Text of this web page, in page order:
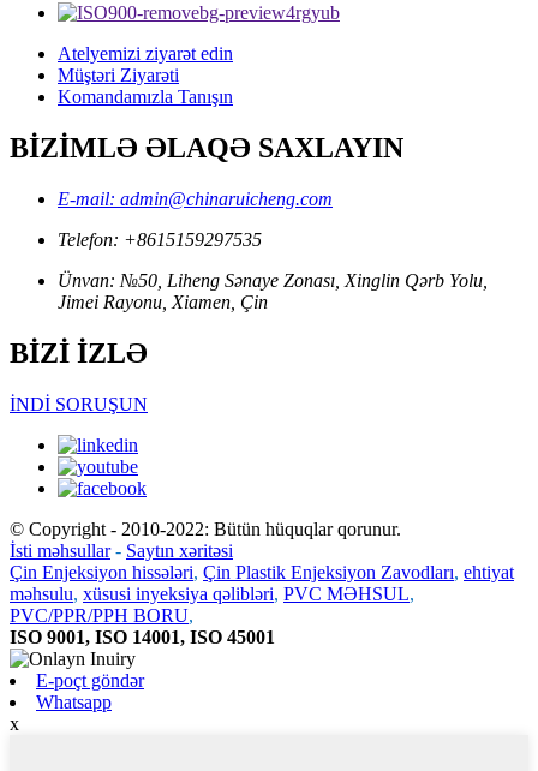
Atelyemizi ziyarət edin
Müştəri Ziyarəti
Komandamızla Tanışın
BİZİMLƏ ƏLAQƏ SAXLAYIN
E-mail: admin@chinaruicheng.com
Telefon: +8615159297535
Ünvan: №50, Liheng Sənaye Zonası, Xinglin Qərb Yolu,
Jimei Rayonu, Xiamen, Çin
BİZİ İZLƏ
İNDİ SORUŞUN
© Copyright - 2010-2022: Bütün hüquqlar qorunur.
İsti məhsullar - Saytın xəritəsi
Çin Enjeksiyon hissələri, Çin Plastik Enjeksiyon Zavodları, ehtiyat
məhsulu, xüsusi inyeksiya qəlibləri, PVC MƏHSUL,
PVC/PPR/PPH BORU,
ISO 9001, ISO 14001, ISO 45001
E-poçt göndər
Whatsapp
x